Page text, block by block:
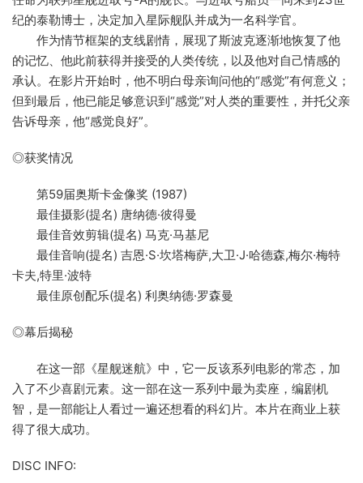
纪的泰勒博士，决定加入星际舰队并成为一名科学官。
作为情节框架的支线剧情，展现了斯波克逐渐地恢复了他
的记忆、他此前获得并接受的人类传统，以及他对自己情感的
承认。在影片开始时，他不明白母亲询问他的“感觉”有何意义；
但到最后，他已能足够意识到“感觉”对人类的重要性，并托父亲
告诉母亲，他“感觉良好”。
◎获奖情况
第59届奥斯卡金像奖 (1987)
最佳摄影(提名) 唐纳德·彼得曼
最佳音效剪辑(提名) 马克·马基尼
最佳音响(提名) 吉恩·S·坎塔梅萨,大卫·J·哈德森,梅尔·梅特
卡夫,特里·波特
最佳原创配乐(提名) 利奥纳德·罗森曼
◎幕后揭秘
在这一部《星舰迷航》中，它一反该系列电影的常态，加
入了不少喜剧元素。这一部在这一系列中最为卖座，编剧机
智，是一部能让人看过一遍还想看的科幻片。本片在商业上获
得了很大成功。
DISC INFO: